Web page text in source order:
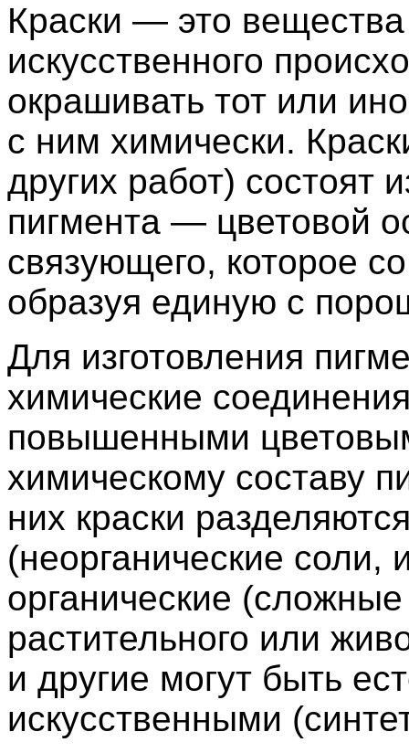
Краски — это
искусственного
окрашивать тот или
с ним химически.
других работ) состоят
пигмента — цветовой
связующего, которое
образуя единую с
Для изготовления
химические
повышенными
химическому составу
них краски
(неорганические
органические
растительного или
и другие могут быть
искусственными